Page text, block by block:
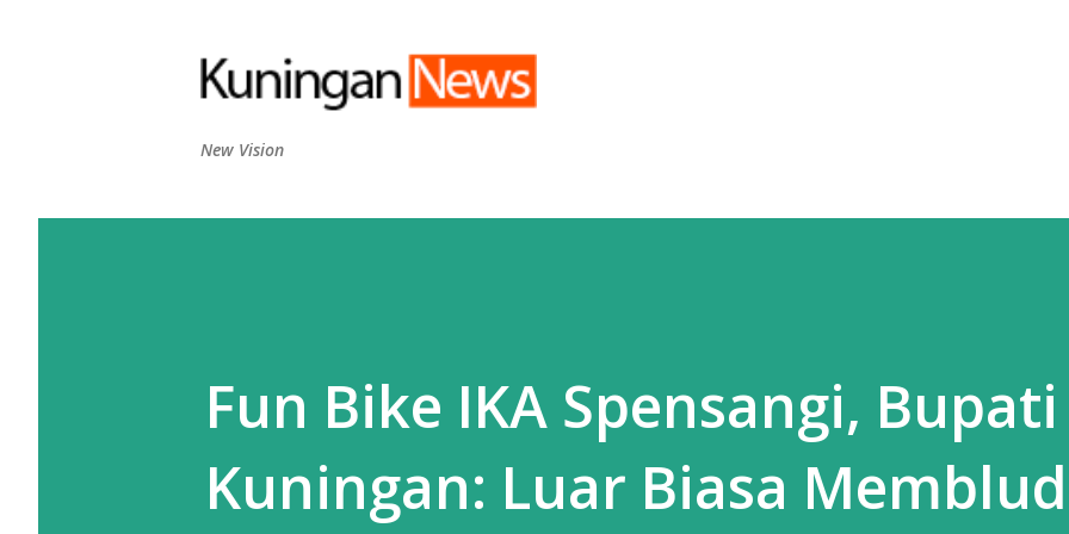
New Vision
Fun Bike IKA Spensangi, Bupati
Kuningan: Luar Biasa